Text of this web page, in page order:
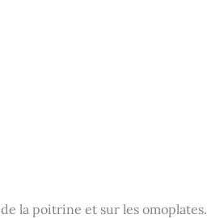
la poitrine et sur les omoplates.